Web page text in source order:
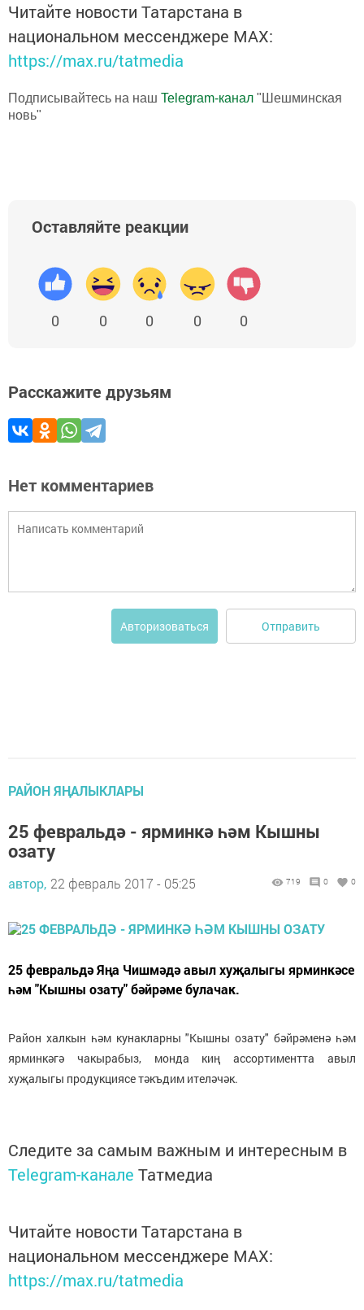
Читайте новости Татарстана в
национальном мессенджере MАХ:
https://max.ru/tatmedia
Подписывайтесь на наш Telegram-канал "Шешминская
новь"
Оставляйте реакции
0 0 0 0 0
Расскажите друзьям
Нет комментариев
Авторизоваться Отправить
РАЙОН ЯҢАЛЫКЛАРЫ
25 февральдә - ярминкә һәм Кышны
озату
автор, 22 февраль 2017 - 05:25 719 0 0
25 февральдә Яңа Чишмәдә авыл хуҗалыгы ярминкәсе
һәм "Кышны озату" бәйрәме булачак.
Район халкын һәм кунакларны "Кышны озату" бәйрәменә һәм
ярминкәгә чакырабыз, монда киң ассортиментта авыл
хуҗалыгы продукциясе тәкъдим ителәчәк.
Следите за самым важным и интересным в
Telegram-канале Татмедиа
Читайте новости Татарстана в
национальном мессенджере MАХ:
https://max.ru/tatmedia